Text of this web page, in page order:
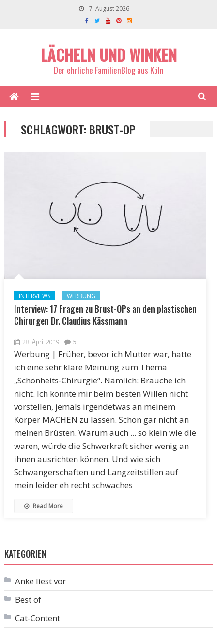
7. August 2026
LÄCHELN UND WINKEN
Der ehrliche FamilienBlog aus Köln
SCHLAGWORT:BRUST-OP
INTERVIEWS WERBUNG
Interview: 17 Fragen zu Brust-OPs an den plastischen
Chirurgen Dr. Claudius Kässmann
28. April 2019 5
Werbung | Früher, bevor ich Mutter war, hatte
ich eine sehr klare Meinung zum Thema
„Schönheits-Chirurgie“. Nämlich: Brauche ich
nicht. Ich konnte mir beim besten Willen nicht
vorstellen, jemals irgendetwas an meinem
Körper MACHEN zu lassen. Schon gar nicht an
meinen Brüsten. Warum auch ... so klein wie die
waren, würde die Schwerkraft sicher wenig an
ihnen ausrichten können. Und wie sich
Schwangerschaften und Langzeitstillen auf
mein leider eh recht schwaches
Read More
KATEGORIEN
Anke liest vor
Best of
Cat-Content